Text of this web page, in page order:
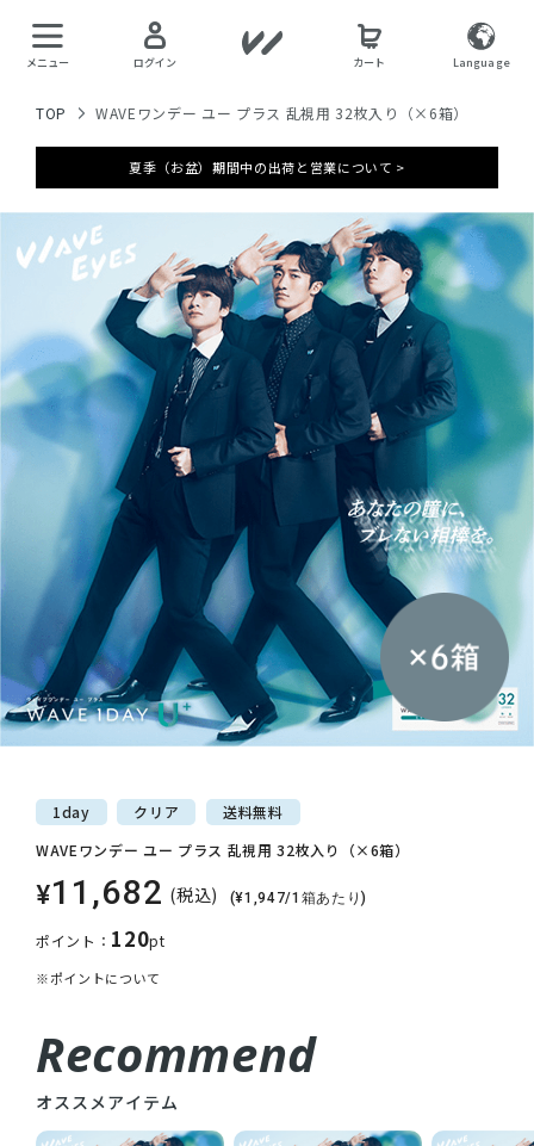
メニュー ログイン カート Language
TOP WAVEワンデー ユー プラス 乱視用 32枚入り（×6箱）
夏季（お盆）期間中の出荷と営業について >
1day クリア 送料無料
WAVEワンデー ユー プラス 乱視用 32枚入り（×6箱）
¥11,682 (税込) (¥1,947/1箱あたり)
ポイント： 120pt
※ポイントについて
Recommend
オススメアイテム